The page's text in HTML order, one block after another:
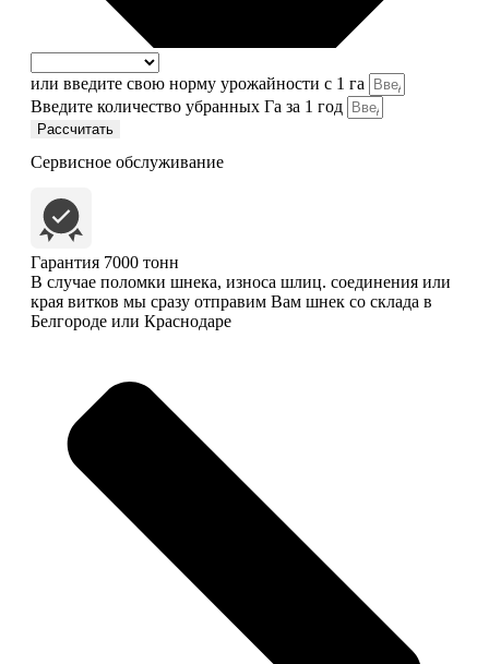
или введите свою норму урожайности с 1 га
Введите количество убранных Га за 1 год
Рассчитать
Сервисное обслуживание
Гарантия 7000 тонн
В случае поломки шнека, износа шлиц. соединения или
края витков мы сразу отправим Вам шнек со склада в
Белгороде или Краснодаре